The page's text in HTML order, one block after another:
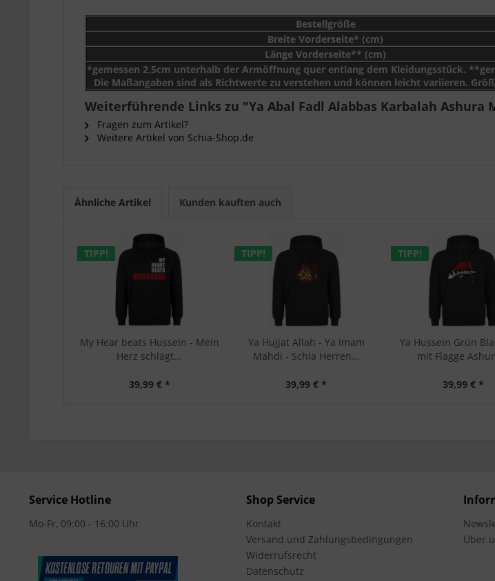
Bestellgröße
Breite Vorderseite* (cm)
Länge Vorderseite** (cm)
*gemessen 2,5cm unterhalb der Armöffnung quer entlang dem Kleidungsstück.
Die Maßangaben sind als Richtwerte zu verstehen und können leicht variieren.
Weiterführende Links zu "Ya Abal Fadl Alabbas Karbalah Ashura
Fragen zum Artikel?
Weitere Artikel von Schia-Shop.de
Ähnliche Artikel Kunden kauften auch
TIPP!
My Hear beats Hussein - Mein
Herz schlägt...
39,99 € *
TIPP!
Ya Hujjat Allah - Ya Imam
Mahdi - Schia Herren...
39,99 € *
TIPP!
Ya Hussein Grün
mit Flagge
39,99 € *
Service Hotline
Mo-Fr, 09:00 - 16:00 Uhr
Shop Service
Kontakt
Versand und Zahlungsbedingungen
Widerrufsrecht
Datenschutz
Über